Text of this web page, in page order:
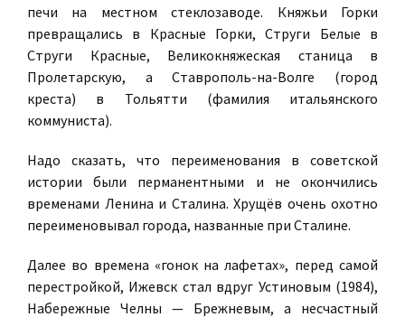
печи на местном стеклозаводе. Княжьи Горки
превращались в Красные Горки, Струги Белые в
Струги Красные, Великокняжеская станица в
Пролетарскую, а Ставрополь-на-Волге (город
креста) в Тольятти (фамилия итальянского
коммуниста).
Надо сказать, что переименования в советской
истории были перманентными и не окончились
временами Ленина и Сталина. Хрущёв очень охотно
переименовывал города, названные при Сталине.
Далее во времена «гонок на лафетах», перед самой
перестройкой, Ижевск стал вдруг Устиновым (1984),
Набережные Челны — Брежневым, а несчастный